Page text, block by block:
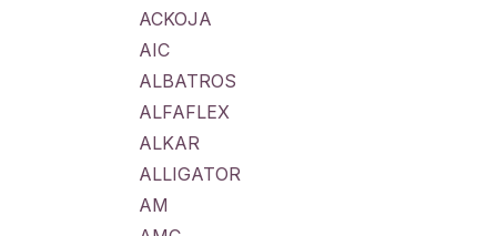
ACKOJA
AIC
ALBATROS
ALFAFLEX
ALKAR
ALLIGATOR
AM